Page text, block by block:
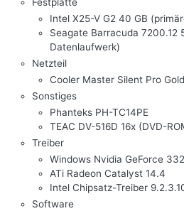
Intel X25-V G2 40 GB
Seagate Barracuda 7200.12
Datenlaufwerk)
Netzteil
Cooler Master Silent Pro
Sonstiges
Phanteks PH-TC14PE
TEAC DV-516D 16x (DVD-
Treiber
Windows Nvidia GeForce
ATi Radeon Catalyst 14.4
Intel Chipsatz-Treiber
Software